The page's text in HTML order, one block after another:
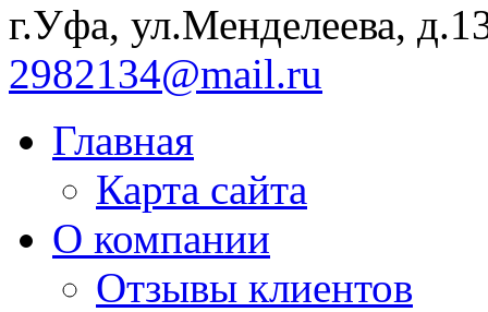
г.Уфа, ул.Менделеева,
2982134@mail.ru
Главная
Карта сайта
О компании
Отзывы клиентов